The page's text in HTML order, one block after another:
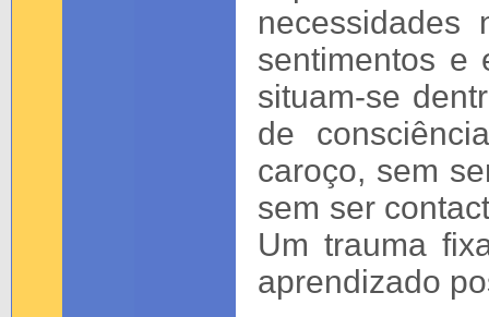
necessidades
sentimentos e
situam-se
de
caroço, sem
sem ser
Um trauma
aprendizado